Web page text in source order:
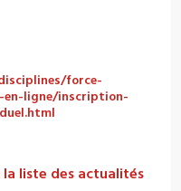
force-
ligne/inscription-
la liste des actualités